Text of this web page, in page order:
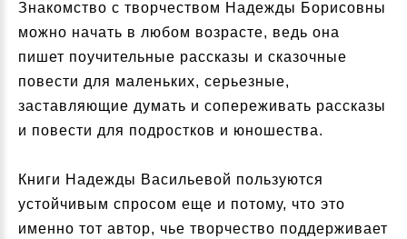
Знакомство с творчеством Надежды Борисовны
можно начать в любом возрасте, ведь она
пишет поучительные рассказы и сказочные
повести для маленьких, серьезные,
заставляющие думать и сопереживать рассказы
и повести для подростков и юношества.
Книги Надежды Васильевой пользуются
устойчивым спросом еще и потому, что это
именно тот автор, чье творчество поддерживает